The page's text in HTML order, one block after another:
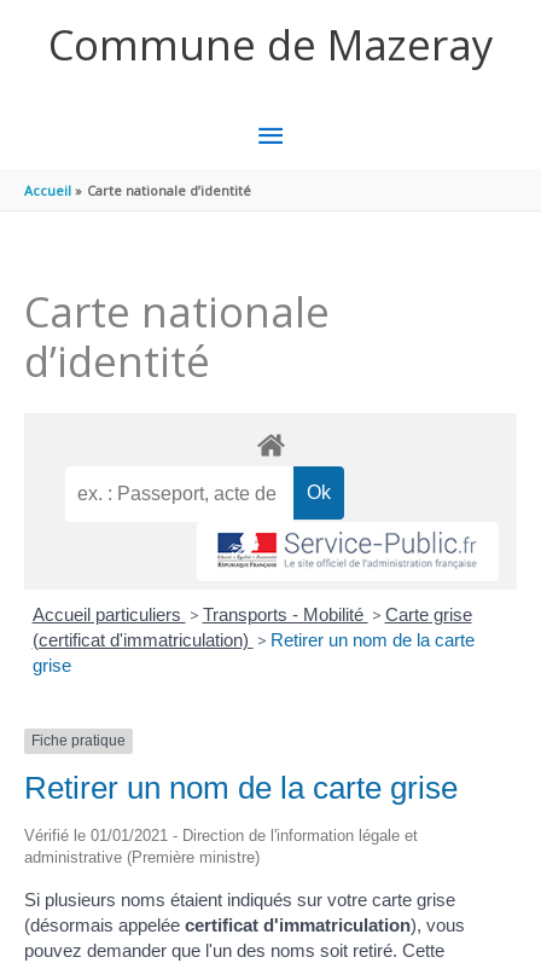
Commune de Mazeray
MENU
Accueil Carte nationale d’identité
Carte nationale
d’identité
Accueil particuliers > Transports - Mobilité > Carte grise
(certificat d'immatriculation) > Retirer un nom de la carte
grise
Fiche pratique
Retirer un nom de la carte grise
Vérifié le 01/01/2021 - Direction de l'information légale et
administrative (Première ministre)
Si plusieurs noms étaient indiqués sur votre carte grise
(désormais appelée certificat d'immatriculation), vous
pouvez demander que l'un des noms soit retiré. Cette